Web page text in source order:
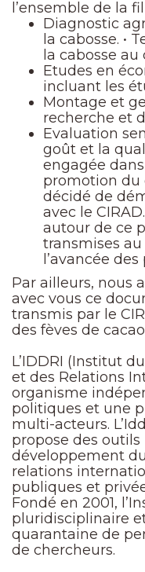
l’ensemble de la
Diagnostic
la cabosse. •
la cabosse
Etudes en
incluant les
Montage et
recherche et
Evaluation
goût et la
engagée
promotion du
décidé de
avec le
autour de ce
transmises
l’avancée
Par ailleurs, nous
avec vous ce
transmis par le
des fèves de
L’IDDRI (Institut
et des Relations
organisme
politiques et une
multi-acteurs.
propose des
développement
relations
publiques et
Fondé en 2001,
pluridisciplinaire
quarantaine de
de chercheurs.